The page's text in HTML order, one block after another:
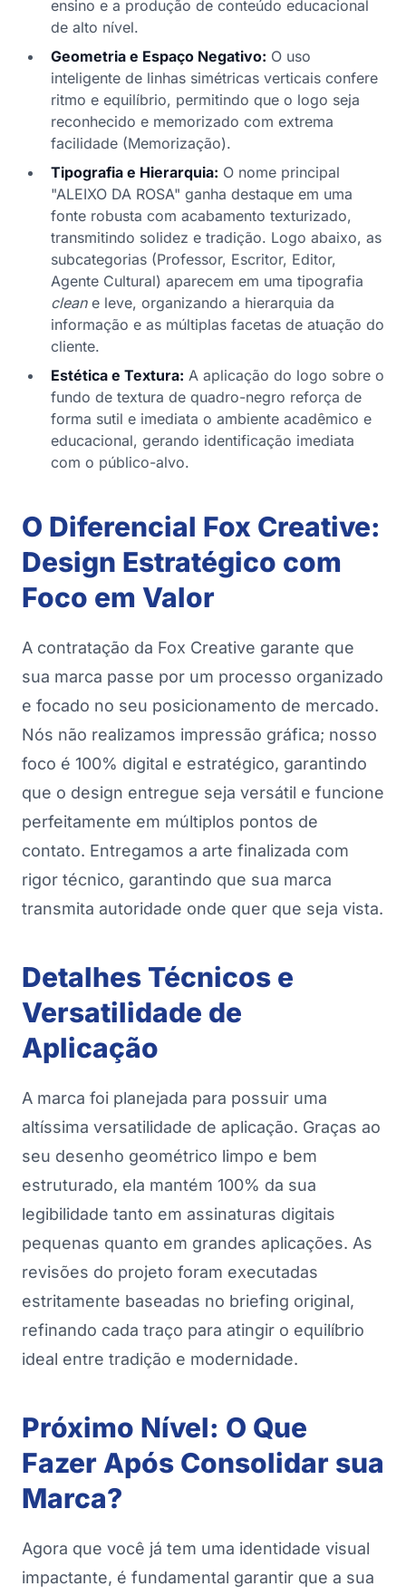
ensino e a produção de conteúdo educacional
de alto nível.
Geometria e Espaço Negativo: O uso
inteligente de linhas simétricas verticais confere
ritmo e equilíbrio, permitindo que o logo seja
reconhecido e memorizado com extrema
facilidade (Memorização).
Tipografia e Hierarquia: O nome principal
"ALEIXO DA ROSA" ganha destaque em uma
fonte robusta com acabamento texturizado,
transmitindo solidez e tradição. Logo abaixo, as
subcategorias (Professor, Escritor, Editor,
Agente Cultural) aparecem em uma tipografia
cleane leve, organizando a hierarquia da
informação e as múltiplas facetas de atuação do
cliente.
Estética e Textura: A aplicação do logo sobre o
fundo de textura de quadro-negro reforça de
forma sutil e imediata o ambiente acadêmico e
educacional, gerando identificação imediata
com o público-alvo.
O Diferencial Fox Creative:
Design Estratégico com
Foco em Valor
A contratação da Fox Creative garante que
sua marca passe por um processo organizado
e focado no seu posicionamento de mercado.
Nós não realizamos impressão gráfica; nosso
foco é 100% digital e estratégico, garantindo
que o design entregue seja versátil e funcione
perfeitamente em múltiplos pontos de
contato. Entregamos a arte finalizada com
rigor técnico, garantindo que sua marca
transmita autoridade onde quer que seja vista.
Detalhes Técnicos e
Versatilidade de
Aplicação
A marca foi planejada para possuir uma
altíssima versatilidade de aplicação. Graças ao
seu desenho geométrico limpo e bem
estruturado, ela mantém 100% da sua
legibilidade tanto em assinaturas digitais
pequenas quanto em grandes aplicações. As
revisões do projeto foram executadas
estritamente baseadas no briefing original,
refinando cada traço para atingir o equilíbrio
ideal entre tradição e modernidade.
Próximo Nível: O Que
Fazer Após Consolidar sua
Marca?
Agora que você já tem uma identidade visual
impactante, é fundamental garantir que a sua